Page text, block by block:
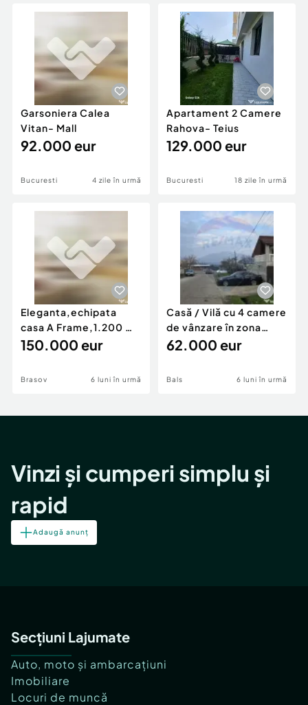
Animale de companie
Afaceri și echipamente profesionale
Inchiriere Bunuri si Vehicule
Utilaje agricole si industriale
Piese auto si accesorii
Dacia Duster
Garsoniera Calea
Vitan- Mall
92.000 eur
Bucuresti 4 zile în urmă
Apartament 2 Camere
Rahova- Teius
129.000 eur
Bucuresti 18 zile în urmă
Eleganta,echipata
casa A Frame,1.200 mp
teren,deschidere Pia
150.000 eur
Brasov 6 luni în urmă
Casă / Vilă cu 4 camere
de vânzare în zona
Periferie
62.000 eur
Bals 6 luni în urmă
Vinzi și cumperi simplu și
rapid
Adaugă anunț
Secțiuni Lajumate
Auto, moto și ambarcațiuni
Imobiliare
Locuri de muncă